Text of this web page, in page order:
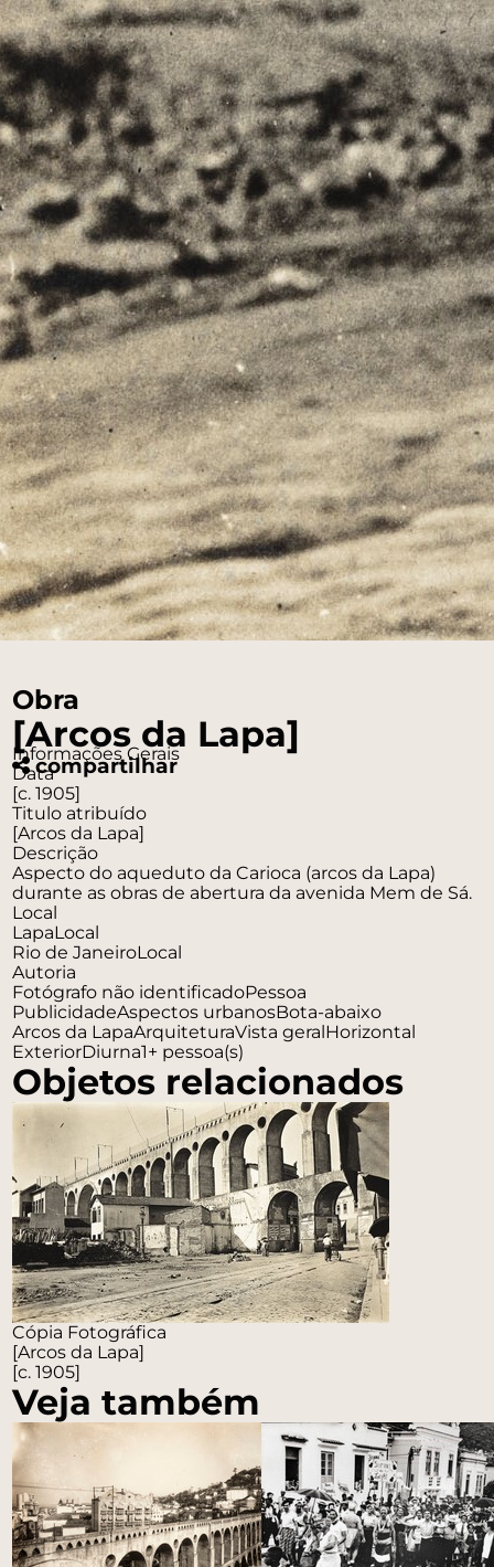
Obra
[Arcos da Lapa]
compartilhar
Informações Gerais
Data
[c. 1905]
Titulo atribuído
[Arcos da Lapa]
Descrição
Aspecto do aqueduto da Carioca (arcos da Lapa)
durante as obras de abertura da avenida Mem de Sá.
Local
LapaLocal
Rio de JaneiroLocal
Autoria
Fotógrafo não identificadoPessoa
PublicidadeAspectos urbanosBota-abaixo
Arcos da LapaArquiteturaVista geralHorizontal
ExteriorDiurna1+ pessoa(s)
Objetos relacionados
Cópia Fotográfica
[Arcos da Lapa]
[c. 1905]
Veja também